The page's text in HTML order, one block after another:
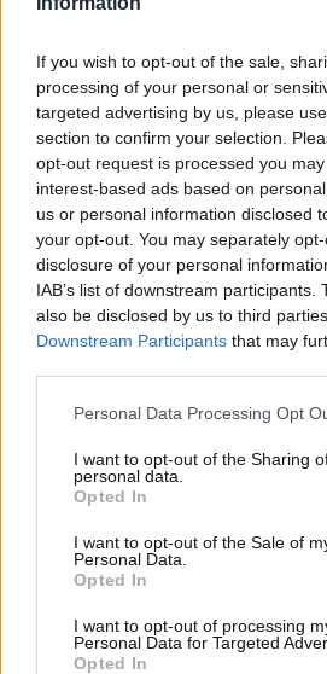
If you wish to opt-out of the sale,
processing of your personal or
targeted advertising by us, please
section to confirm your selection.
opt-out request is processed you
interest-based ads based on
us or personal information disclosed
your opt-out. You may separately
disclosure of your personal
IAB’s list of downstream participants.
also be disclosed by us to third
Downstream Participants that may
Personal Data Processing Opt
I want to opt-out of the Sharing
personal data.
Opted In
I want to opt-out of the Sale of
Personal Data.
Opted In
I want to opt-out of processing
Personal Data for Targeted
Opted In
oggi a un livello superiore
qualche anno fa. Le oscillazioni
rilevanti. Nel corso dell’ultimo
livelli, per così dire, ‘accettabili’,
notizia che spaventa gli
Paese. Che cosa sta
nelle ultime ore?Ecco la
non farà piacere a tanti.
Novità sul prezzo
carburanti: si
Dopo diversi sessioni
prezzo dei carburanti. Una
farà alzare gli occhi al cielo ai
italiani, i quali stavano
costo al litro del carburante nel
settimane.